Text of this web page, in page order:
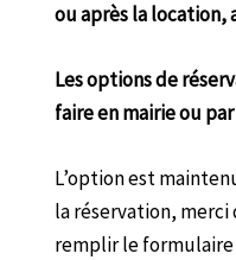
ou après la
Les options de
faire en mairie ou
L’option est
la réservation, merci
remplir le